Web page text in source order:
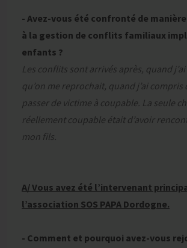
- Avez-vous été confronté de
à la gestion de conflits familiaux
enfants ?
Les conflits sont arrivés après, quand
qu’on me reprochait, quand j’ai compris
passer de victime à coupable. La seule
réellement coupable était d’avoir
mon fils.
A/ Vous avez été l’intervenant
l’association SOS PAPA Dordogne.
- Comment et pourquoi avez-vous